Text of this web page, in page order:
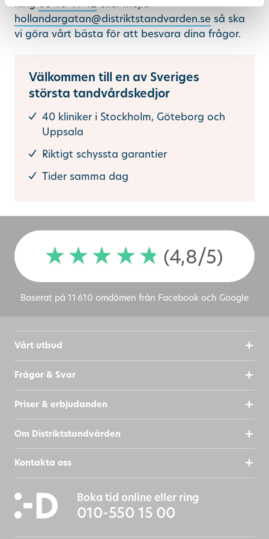
Ring 08-10 41 42 eller mejla
hollandargatan@distriktstandvarden.se så ska
vi göra vårt bästa för att besvara dina frågor.
Välkommen till en av Sveriges
största tandvårdskedjor
40 kliniker i Stockholm, Göteborg och
Uppsala
Riktigt schyssta garantier
Tider samma dag
(4,8/5)
Baserat på 11 610 omdömen från Facebook och Google
Vårt utbud
Frågor & Svar
Priser & erbjudanden
Om Distriktstandvården
Kontakta oss
Boka tid online eller ring
010-550 15 00